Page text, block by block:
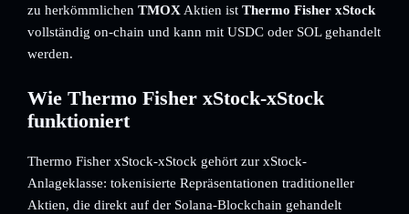
zu herkömmlichen TMOX Aktien ist Thermo Fisher xStock
vollständig on-chain und kann mit USDC oder SOL gehandelt
werden.
Wie Thermo Fisher xStock-xStock
funktioniert
Thermo Fisher xStock-xStock gehört zur xStock-
Anlageklasse: tokenisierte Repräsentationen traditioneller
Aktien, die direkt auf der Solana-Blockchain gehandelt